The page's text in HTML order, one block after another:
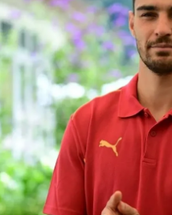
Erzurum
Eskişehir
Gaziantep
Giresun
Gümüşhane
Hatay